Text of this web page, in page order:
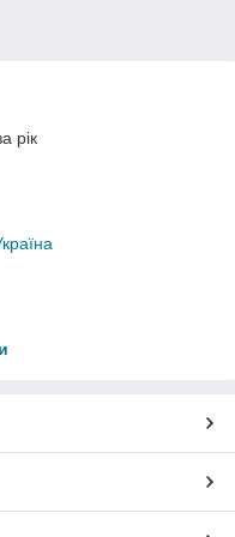
забезпечені!
нижче. Хочете
Ми завжди
рік